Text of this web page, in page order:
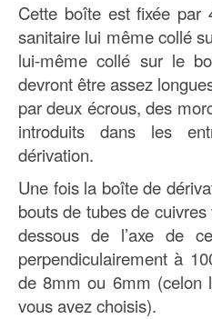
Cette boîte est fixée par
sanitaire lui même collé
lui-même collé sur le
devront être assez
par deux écrous, des
introduits dans les
dérivation.
Une fois la boîte de
bouts de tubes de
dessous de l’axe de
perpendiculairement à
de 8mm ou 6mm (celon
vous avez choisis).